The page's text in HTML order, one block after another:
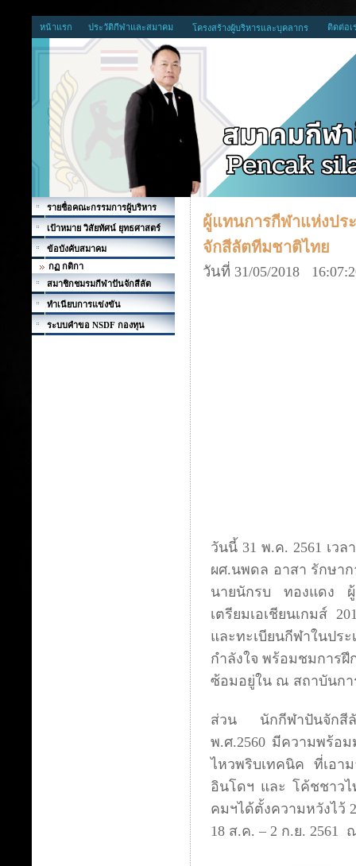
หน้าแรก ประวัติกีฬาและสมาคม โครงสร้างผู้บริหารและบุคลากร ติดต่อเ
รายชื่อคณะกรรมการผู้บริหาร
เป้าหมาย วิสัยทัศน์ ยุทธศาสตร์
ข้อบังคับสมาคม
กฏ กติกา
สมาชิกชมรมกีฬาปันจักสีลัต
ทำเนียบการแข่งขัน
ระบบคำขอ NSDF กองทุน
ผู้แทนการกีฬาแห่งปร
จักสีลัตทีมชาติไทย
วันที่ 31/05/2018
วันนี้ 31 พ.ค. 2561 เว
ผศ.นพดล อาสา รักษา
นายนักรบ ทองแดง
เตรียมเอเชียนเกมส์
และทะเบียนกีฬาในป
กำลังใจ พร้อมชมการ
ซ้อมอยู่ใน ณ สถาบันกา
ส่วน นักกีฬาปันจักสีลั
พ.ศ.2560 มีความพร้อ
ไหวพริบเทคนิค ที่เอา
อินโดฯ และ โค้ชชาวไ
คมฯได้ตั้งความหวังไว้
18 ส.ค. – 2 ก.ย. 2561